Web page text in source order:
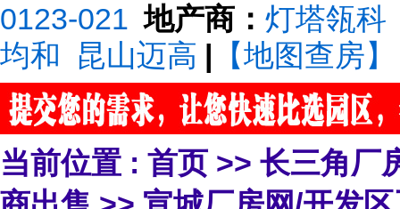
0123-021 地产商： 灯塔瓴科
均和
昆山迈高 | 【地图查房】
当前位置 : 首页 >> 长三角厂